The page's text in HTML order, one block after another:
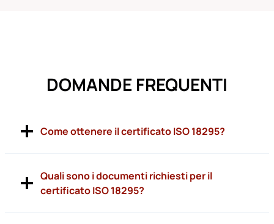
DOMANDE FREQUENTI
Come ottenere il certificato ISO 18295?
Quali sono i documenti richiesti per il
certificato ISO 18295?